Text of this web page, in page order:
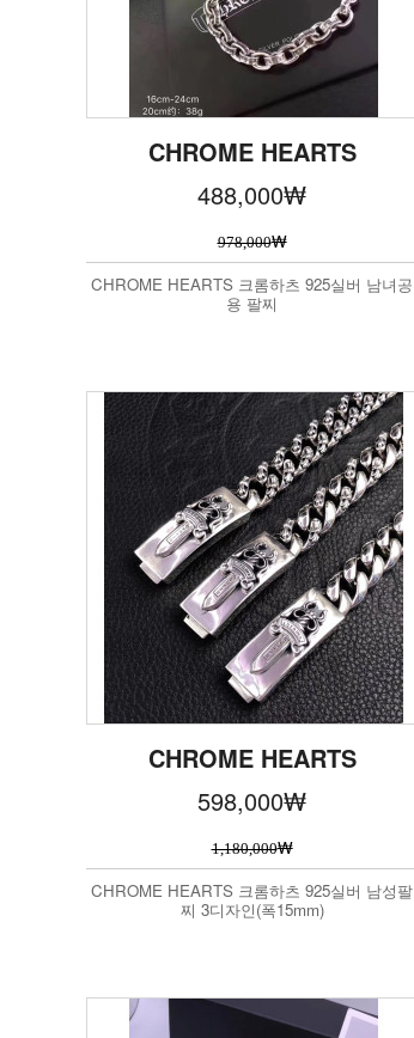
CHROME HEARTS
488,000₩
978,000₩
CHROME HEARTS 크롬하츠 925실버 남녀공
용 팔찌
CHROME HEARTS
598,000₩
1,180,000₩
CHROME HEARTS 크롬하츠 925실버 남성팔
찌 3디자인(폭15mm)